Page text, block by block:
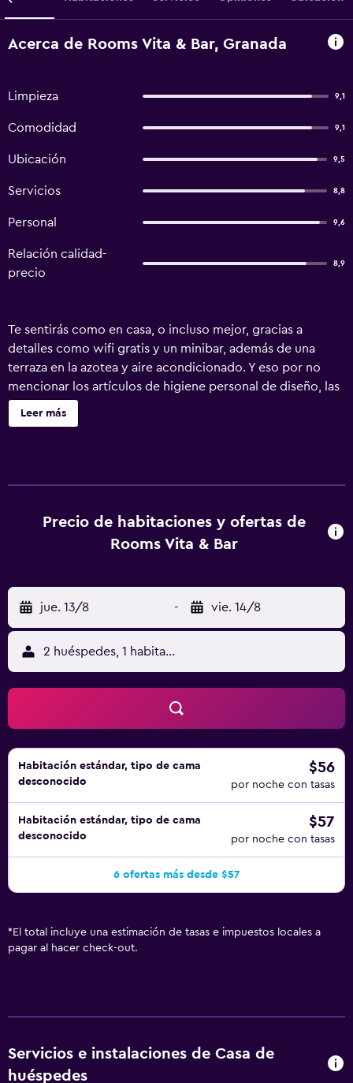
Acerca de Rooms Vita & Bar, Granada
Limpieza 9,1
Comodidad 9,1
Ubicación 9,5
Servicios 8,8
Personal 9,6
Relación calidad-
precio
8,9
Te sentirás como en casa, o incluso mejor, gracias a
detalles como wifi gratis y un minibar, además de una
terraza en la azotea y aire acondicionado. Y eso por no
mencionar los artículos de higiene personal de diseño, las
toallas, el hervidor eléctrico y la asistencia turística.
Leer más
Precio de habitaciones y ofertas de
Rooms Vita & Bar
jue. 13/8 - vie. 14/8
2 huéspedes, 1 habitación
Habitación estándar, tipo de cama
desconocido
$56
por noche con tasas
Habitación estándar, tipo de cama
desconocido
$57
por noche con tasas
6 ofertas más desde $57
* El total incluye una estimación de tasas e impuestos locales a
pagar al hacer check-out.
Servicios e instalaciones de Casa de
huéspedes